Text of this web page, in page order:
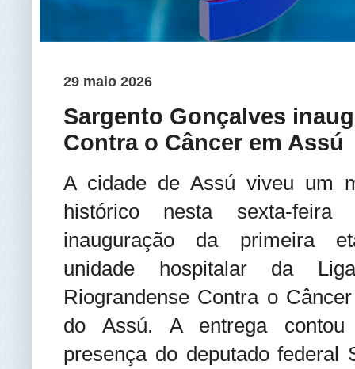
29 maio 2026
Sargento Gonçalves
Contra o Câncer em Assú
A cidade de Assú viveu um
histórico nesta sexta-
inauguração da primeira
unidade hospitalar da
Riograndense Contra o
do Assú. A entrega
presença do deputado federal